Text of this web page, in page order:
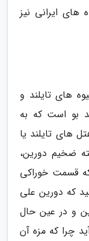
های ایرانی نیز
های تایلند و
بو است که به
های تایلند یا
ضخیم دورین،
قسمت خوراکی
که دورین علی
و در عین حال
چرا که مزه آن